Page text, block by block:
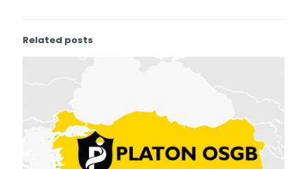
Related posts